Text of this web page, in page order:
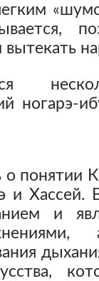
ногарэ-
понятии
и Хассей.
и